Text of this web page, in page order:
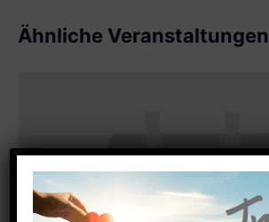
Ähnliche Veranstaltungen